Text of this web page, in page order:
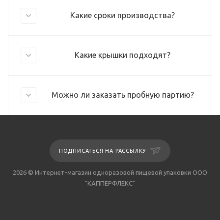
Какие сроки производства?
Какие крышки подходят?
Можно ли заказать пробную партию?
ПОДПИСАТЬСЯ НА РАССЫЛКУ
2026 © Интернет-магазин одноразовой пищевой упаковки ООО
"КАППЕРФЛЕКС"